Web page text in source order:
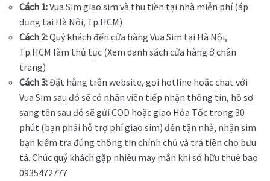
Cách 1:Vua Sim giao sim và thu tiền tại nhà miễn phí (áp
dụng tại Hà Nội, Tp.HCM)
Cách 2:Quý khách đến cửa hàng Vua Sim tại Hà Nội,
Tp.HCM làm thủ tục (Xem danh sách cửa hàng ở chân
trang)
Cách 3:Đặt hàng trên website, gọi hotline hoặc chat với
Vua Sim sau đó sẽ có nhân viên tiếp nhận thông tin, hồ sơ
sang tên sau đó sẽ gửi COD hoặc giao Hỏa Tốc trong 30
phút (bạn phải hỗ trợ phí giao sim) đến tận nhà, nhận sim
bạn kiểm tra đúng thông tin chính chủ và trả tiền cho bưu
tá. Chúc quý khách gặp nhiều may mắn khi sở hữu thuê bao
0935472777